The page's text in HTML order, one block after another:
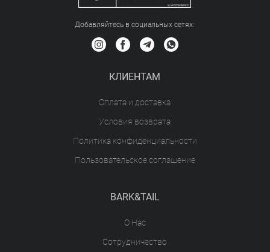
Добавляйтесь в социальных сетяx:
КЛИЕНТАМ
Оплата и доставка
Условия возврата
Политика конфиденциальности
Пользовательское соглашение
BARK&TAIL
О Нас
Сотрудничество